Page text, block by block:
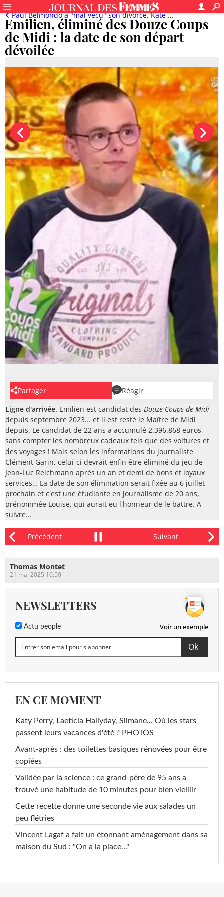
Emilien, éliminé des Douze Coups
de Midi : la date de son départ
dévoilée
Paul Belmondo a "mal vécu" son divorce, Kate Middleton ne veut pas entendre le nom de Meghan Markle...
Partager
Réagir
Ligne d'arrivée. Emilien est candidat des Douze Coups de Midi
depuis septembre 2023... et il est resté le Maître de Midi
depuis. Le candidat de 22 ans a accumulé 2.396.868 euros,
sans compter les nombreux cadeaux tels que des voitures et
des voyages ! Mais selon les informations du journaliste
Clément Garin, celui-ci devrait enfin être éliminé du jeu de
Jean-Luc Reichmann après un an et demi de bons et loyaux
services… La date de son élimination serait fixée au 6 juillet
prochain et c'est une étudiante en journalisme de 20 ans,
prénommée Louise, qui aurait eu l'honneur de le battre. A
suivre...
Thomas Montet
21 mai 2025 10:50
NEWSLETTERS
Actu people Voir un exemple
EN CE MOMENT
Katy Perry, Laeticia Hallyday, Slimane... Où les stars
passent leurs vacances d'été ? PHOTOS
Avant-après : des toilettes basiques rénovées pour être
copiées
Validée par la science : ce grand-père de 95 ans a
trouvé une habitude de 10 minutes pour bien vieillir
Cette recette donne une seconde vie aux salades un
peu flétries
Vincent Lagaf a fait un étonnant aménagement dans sa
maison du Sud : "On a la place..."